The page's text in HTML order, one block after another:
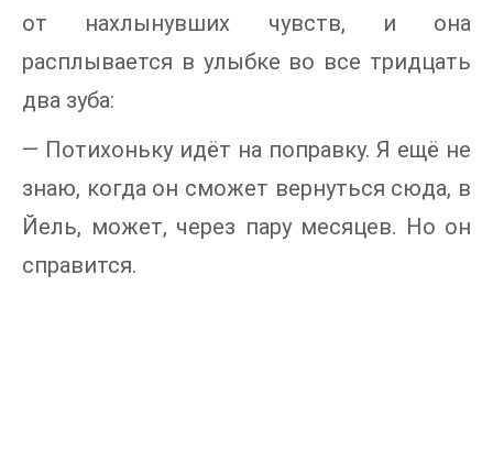
от нахлынувших чувств, и она
расплывается в улыбке во все тридцать
два зуба:
— Потихоньку идёт на поправку. Я ещё не
знаю, когда он сможет вернуться сюда, в
Йель, может, через пару месяцев. Но он
справится.